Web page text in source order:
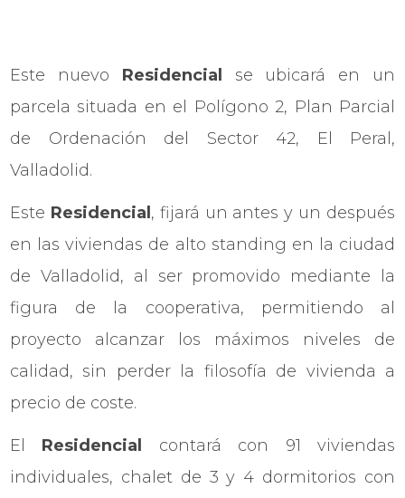
Este nuevo Residencial
se ubicará en un
parcela situada en el Polígono 2, Plan Parcial
de Ordenación del Sector 42, El Peral,
Valladolid.
Este Residencial , fijará un antes y un después
en las viviendas de alto standing en la ciudad
de Valladolid, al ser promovido mediante la
figura de la cooperativa, permitiendo al
proyecto alcanzar los máximos niveles de
calidad, sin perder la filosofía de vivienda a
precio de coste.
El Residencial contará con 91 viviendas
individuales, chalet de 3 y 4 dormitorios con